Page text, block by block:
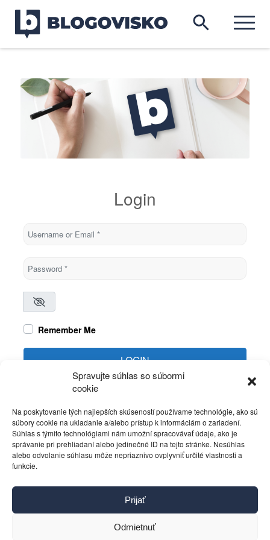
Spravujte súhlas so súbormi
cookie
Na poskytovanie tých najlepších skúseností používame technológie, ako sú
súbory cookie na ukladanie a/alebo prístup k informáciám o zariadení.
Súhlas s týmito technológiami nám umožní spracovávať údaje, ako je
správanie pri prehliadaní alebo jedinečné ID na tejto stránke. Nesúhlas
alebo odvolanie súhlasu môže nepriaznivo ovplyvniť určité vlastnosti a
funkcie.
Prijať
Odmietnuť
Login
Username or Email
Password*
Remember Me
LOGIN
Kontakt
Pravidlá používania